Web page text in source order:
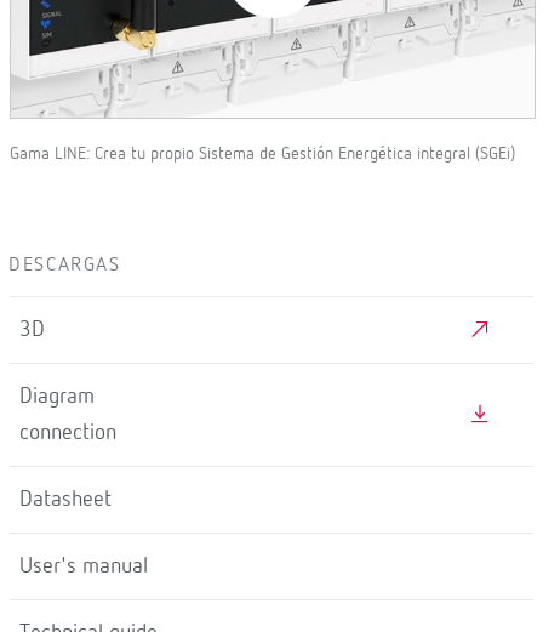
Gama LINE: Crea tu propio Sistema de Gestión Energética integral (SGEi)
DESCARGAS
3D
Diagram
connection
Datasheet
User's manual